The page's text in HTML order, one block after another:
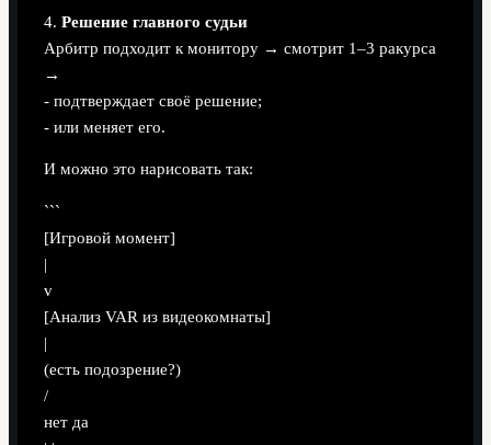
4. Решение главного судьи
Арбитр подходит к монитору → смотрит 1–3 ракурса
→
- подтверждает своё решение;
- или меняет его.
И можно это нарисовать так:
```
[Игровой момент]
|
v
[Анализ VAR из видеокомнаты]
|
(есть подозрение?)
/
нет да